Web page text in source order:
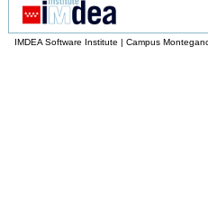
IMDEA Software Institute | Campus